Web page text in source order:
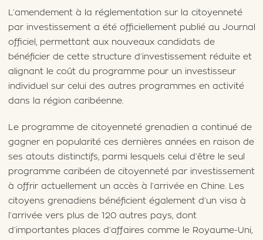
L’amendement à la réglementation sur la citoyenneté
par investissement a été officiellement publié au Journal
officiel, permettant aux nouveaux candidats de
bénéficier de cette structure d’investissement réduite et
alignant le coût du programme pour un investisseur
individuel sur celui des autres programmes en activité
dans la région caribéenne.
Le programme de citoyenneté grenadien a continué de
gagner en popularité ces dernières années en raison de
ses atouts distinctifs, parmi lesquels celui d’être le seul
programme caribéen de citoyenneté par investissement
à offrir actuellement un accès à l’arrivée en Chine. Les
citoyens grenadiens bénéficient également d’un visa à
l’arrivée vers plus de 120 autres pays, dont
d’importantes places d’affaires comme le Royaume-Uni,